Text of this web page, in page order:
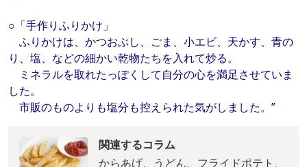
○「手作りふりかけ」
ふりかけは、かつおぶし、ごま、小エビ、天かす、青の
り、塩、などの細かい乾物たちを入れて炒る。
ミネラルを取れたっぽくして自分の心を満足させていま
した。
市販のものよりも塩分も控えられた気がしました。”
関連するコラム
からあげ、うどん、フライドポテト、